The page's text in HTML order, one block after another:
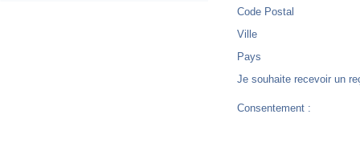
Code Postal
Ville
Pays
Je souhaite recevoir un
Consentement :